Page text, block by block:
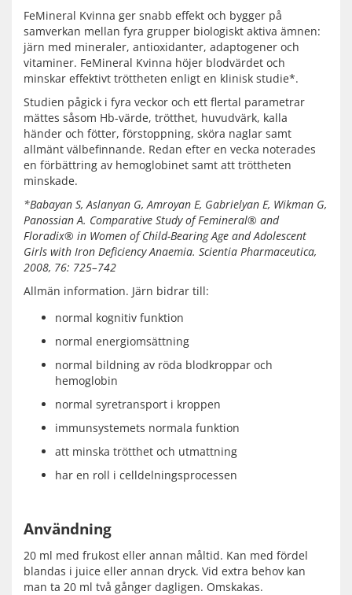
FeMineral Kvinna ger snabb effekt och bygger på
samverkan mellan fyra grupper biologiskt aktiva ämnen:
järn med mineraler, antioxidanter, adaptogener och
vitaminer. FeMineral Kvinna höjer blodvärdet och
minskar effektivt tröttheten enligt en klinisk studie*.
Studien pågick i fyra veckor och ett flertal parametrar
mättes såsom Hb-värde, trötthet, huvudvärk, kalla
händer och fötter, förstoppning, sköra naglar samt
allmänt välbefinnande. Redan efter en vecka noterades
en förbättring av hemoglobinet samt att tröttheten
minskade.
*Babayan S, Aslanyan G, Amroyan E, Gabrielyan E, Wikman G,
Panossian A. Comparative Study of Femineral® and
Floradix® in Women of Child-Bearing Age and Adolescent
Girls with Iron Deficiency Anaemia. Scientia Pharmaceutica,
2008, 76: 725–742
Allmän information. Järn bidrar till:
normal kognitiv funktion
normal energiomsättning
normal bildning av röda blodkroppar och
hemoglobin
normal syretransport i kroppen
immunsystemets normala funktion
att minska trötthet och utmattning
har en roll i celldelningsprocessen
Användning
20 ml med frukost eller annan måltid. Kan med fördel
blandas i juice eller annan dryck. Vid extra behov kan
man ta 20 ml två gånger dagligen. Omskakas.